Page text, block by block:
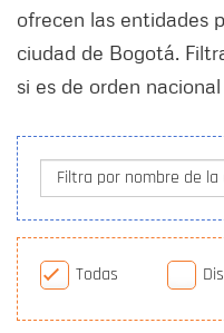
ofrecen las entidades
ciudad de Bogotá.
si es de orden
Filtra por nombre de
Todas